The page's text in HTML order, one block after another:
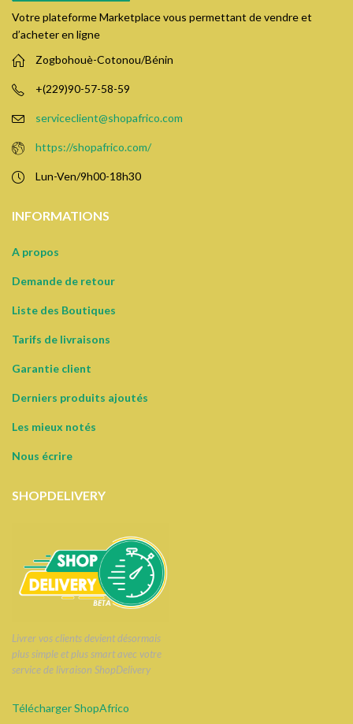
Votre plateforme Marketplace vous permettant de vendre et
d’acheter en ligne
Zogbohouè-Cotonou/Bénin
+(229)90-57-58-59
serviceclient@shopafrico.com
https://shopafrico.com/
Lun-Ven/9h00-18h30
INFORMATIONS
A propos
Demande de retour
Liste des Boutiques
Tarifs de livraisons
Garantie client
Derniers produits ajoutés
Les mieux notés
Nous écrire
SHOPDELIVERY
Livrer vos clients devient désormais
plus simple et plus smart avec votre
service de livraison ShopDelivery
Télécharger ShopAfrico